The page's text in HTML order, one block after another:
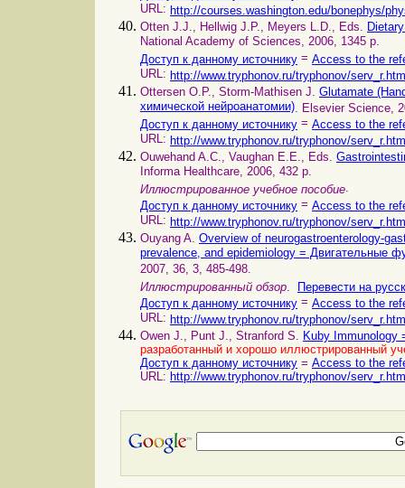
URL: http://courses.washington.edu/bonephys/
Otten J.J., Hellwig J.P., Meyers L.D., Eds.
National Academy of Sciences, 2006, 1345 p.
Доступ к данному источнику = Access to the
URL: http://www.tryphonov.ru/tryphonov/
Ottersen O.P., Storm-Mathisen J. Glutamate
химической нейроанатомии). Elsevier Science,
Доступ к данному источнику = Access to the
URL: http://www.tryphonov.ru/tryphonov/
Ouwehand A.C., Vaughan E.E., Eds.
Informa Healthcare, 2006, 432 p.
Иллюстрированное учебное пособие.
Доступ к данному источнику = Access to the
URL: http://www.tryphonov.ru/tryphonov/
Ouyang A. Overview of neurogastroenterology-
prevalence, and epidemiology = Двигательные
2007, 36, 3, 485-498.
Иллюстрированный обзор.
Перевести на
Доступ к данному источнику = Access to the
URL: http://www.tryphonov.ru/tryphonov/
Owen J., Punt J., Stranford S. Kuby Immunology
разработанный и хорошо иллюстрированный
Доступ к данному источнику = Access to the
URL: http://www.tryphonov.ru/tryphonov/